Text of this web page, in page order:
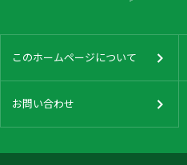
このホームページについて
お問い合わせ